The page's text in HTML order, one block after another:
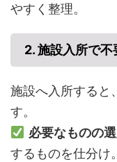
やすく整理。
2. 施設入所で
施設へ入所すると、
す。
必要なものの
するものを仕分け。